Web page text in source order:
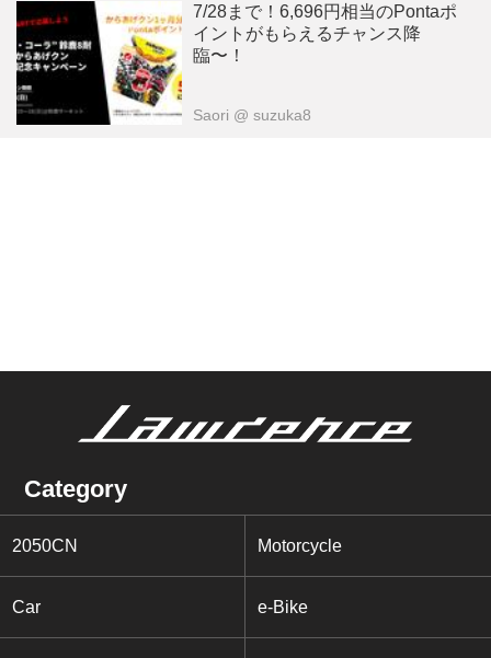
7/28まで！6,696円相当のPontaポ
イントがもらえるチャンス降
臨〜！
Saori @ suzuka8
Category
2050CN Motorcycle
Car e-Bike